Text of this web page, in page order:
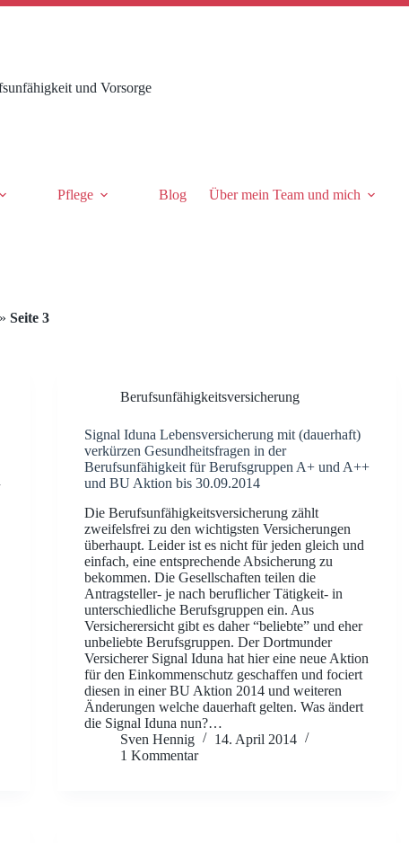
und Vorsorge
Pflege Blog Über mein Team und mich
» Seite 3
Berufsunfähigkeitsversicherung
Signal Iduna Lebensversicherung mit (dauerhaft)
verkürzen Gesundheitsfragen in der
Berufsunfähigkeit für Berufsgruppen A+ und A++
und BU Aktion bis 30.09.2014
Die Berufsunfähigkeitsversicherung zählt
zweifelsfrei zu den wichtigsten Versicherungen
überhaupt. Leider ist es nicht für jeden gleich und
einfach, eine entsprechende Absicherung zu
bekommen. Die Gesellschaften teilen die
Antragsteller- je nach beruflicher Tätigkeit- in
unterschiedliche Berufsgruppen ein. Aus
Versicherersicht gibt es daher “beliebte” und eher
unbeliebte Berufsgruppen. Der Dortmunder
Versicherer Signal Iduna hat hier eine neue Aktion
für den Einkommenschutz geschaffen und fociert
diesen in einer BU Aktion 2014 und weiteren
Änderungen welche dauerhaft gelten. Was ändert
die Signal Iduna nun?…
Sven Hennig
14. April 2014
1 Kommentar